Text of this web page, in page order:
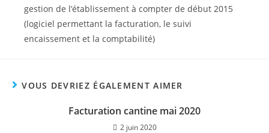
gestion de l’établissement à compter de début 2015
(logiciel permettant la facturation, le suivi
encaissement et la comptabilité)
VOUS DEVRIEZ ÉGALEMENT AIMER
Facturation cantine mai 2020
2 juin 2020